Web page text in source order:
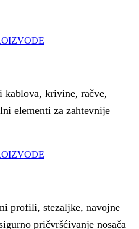
kablova, krivine, račve,
elementi za zahtevnije
profili, stezaljke, navojne
pričvršćivanje nosača